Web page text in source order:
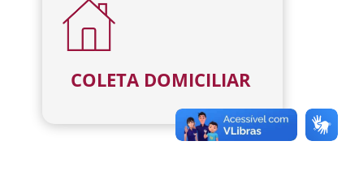
COLETA DOMICILIAR